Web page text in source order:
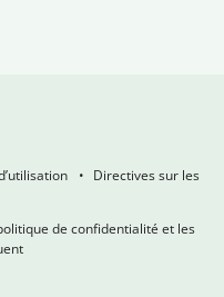
Directives sur les
de confidentialité et les